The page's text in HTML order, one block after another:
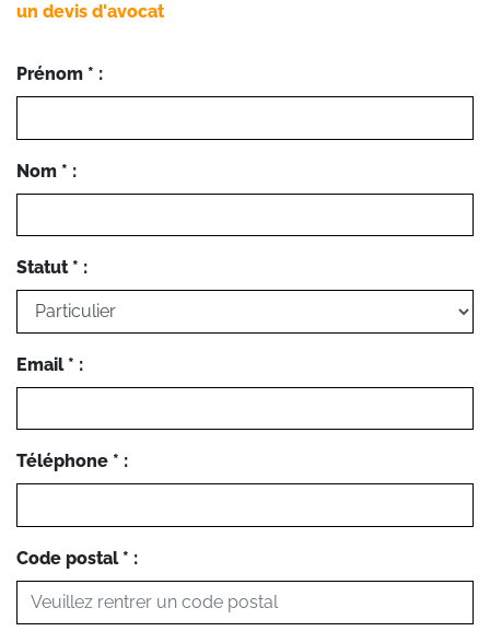
un devis d'avocat
Prénom * :
Nom * :
Statut * :
Email * :
Téléphone * :
Code postal * :